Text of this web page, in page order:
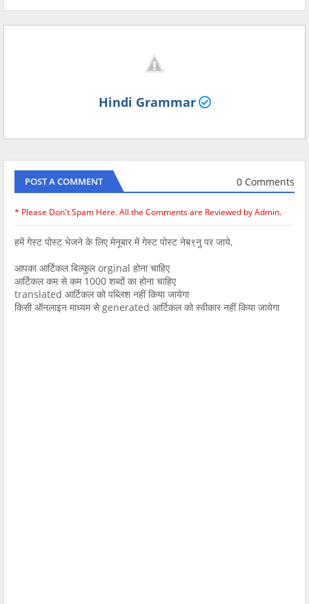
Hindi Grammar
POST A COMMENT 0 Comments
* Please Don't Spam Here. All the Comments are Reviewed by Admin.
हमें गेस्ट पोस्ट भेजने के लिए मेनूबार में गेस्ट पोस्ट नेब९नु पर जाये,
आपका आर्टिकल बिल्कुल orginal होना चाहिए
आर्टिकल कम से कम 1000 शब्दों का होना चाहिए
translated आर्टिकल को पब्लिश नहीं किया जायेगा
किसी ऑनलाइन माध्यम से generated आर्टिकल को स्वीकार नहीं किया जायेगा